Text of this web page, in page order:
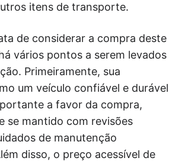
itens de transporte.
de considerar a compra deste
vários pontos a serem levados
Primeiramente, sua
um veículo confiável e durável
a favor da compra,
se mantido com revisões
de manutenção
disso, o preço acessível de